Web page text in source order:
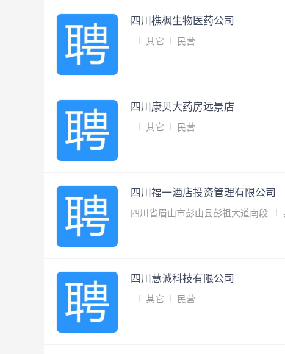
四川樵枫生物医药公司
其它 民营
四川康贝大药房远景店
其它 民营
四川福一酒店投资管理有限公司
四川省眉山市彭山县彭祖大道南段
四川慧诚科技有限公司
其它 民营